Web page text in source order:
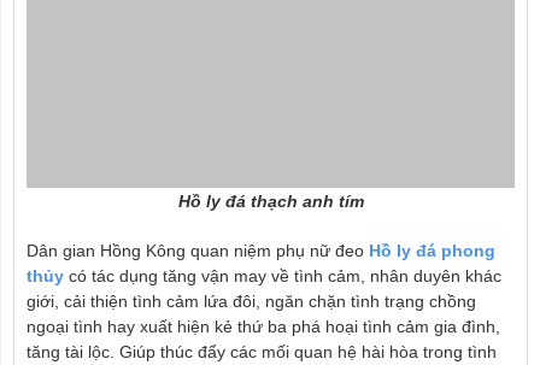
Hồ ly đá thạch anh tím
Dân gian Hồng Kông quan niệm phụ nữ đeo Hồ ly đá phong
thủy có tác dụng tăng vận may về tình cảm, nhân duyên khác
giới, cải thiện tình cảm lứa đôi, ngăn chặn tình trạng chồng
ngoại tình hay xuất hiện kẻ thứ ba phá hoại tình cảm gia đình,
tăng tài lộc. Giúp thúc đẩy các mối quan hệ hài hòa trong tình